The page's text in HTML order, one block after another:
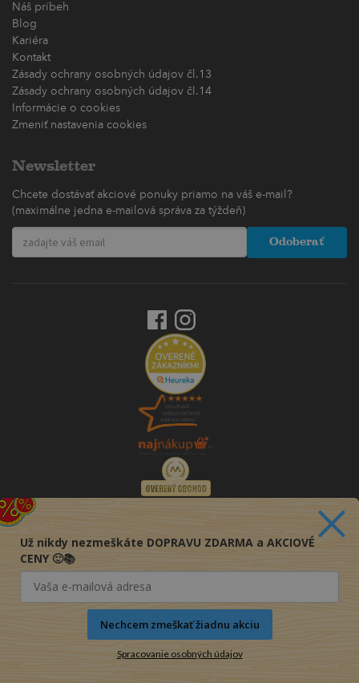
Náš príbeh
Blog
Kariéra
Kontakt
Zásady ochrany osobných údajov čl.13
Zásady ochrany osobných údajov čl.14
Informácie o cookies
Zmeniť nastavenia cookies
Newsletter
Chcete dostávať akciové ponuky priamo na váš e-mail?
(maximálne jedna e-mailová správa za týždeň)
Odoberať
Už nikdy nezmeškáte DOPRAVU ZDARMA a AKCIOVÉ
CENY 🙂📚
Nechcem zmeškať žiadnu akciu
Spracovanie osobných údajov